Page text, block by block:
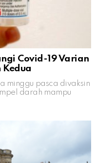
Covid-19 Varian
Kedua
minggu pasca divaksin
darah mampu